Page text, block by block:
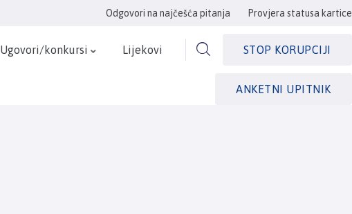
Odgovori na najčešća pitanja Provjera statusa kartice
Ugovori/konkursi Lijekovi STOP KORUPCIJI
ANKETNI UPITNIK